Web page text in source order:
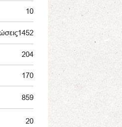
10
1452
204
170
859
20